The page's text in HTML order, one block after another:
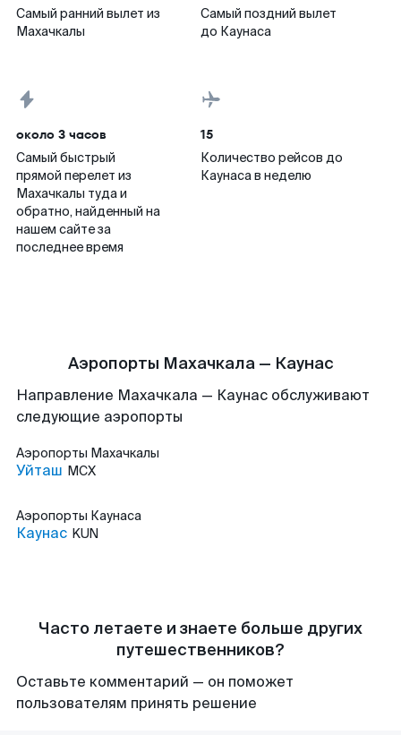
Самый ранний вылет из
Махачкалы
Самый поздний вылет
до Каунаса
около 3 часов
Самый быстрый
прямой перелет из
Махачкалы туда и
обратно, найденный на
нашем сайте за
последнее время
15
Количество рейсов до
Каунаса в неделю
Аэропорты Махачкала — Каунас
Направление Махачкала — Каунас обслуживают
следующие аэропорты
Аэропорты Махачкалы
Уйташ MCX
Аэропорты Каунаса
Каунас KUN
Часто летаете и знаете больше других
путешественников?
Оставьте комментарий — он поможет
пользователям принять решение